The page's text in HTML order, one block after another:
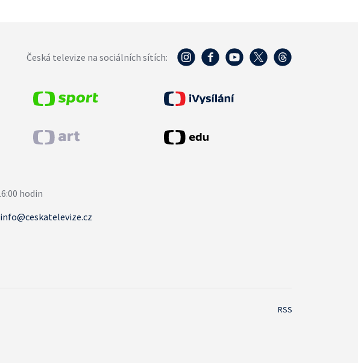
Česká televize na sociálních sítích:
info@ceskatelevize.cz
RSS